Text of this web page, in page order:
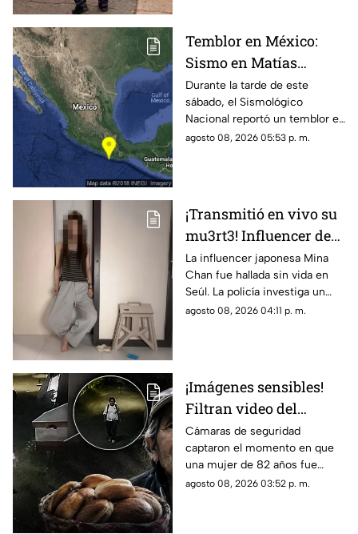
Temblor en México:
Sismo en Matías
Romero, Oaxaca, hoy 8
de agosto de 2026
Durante la tarde de este
sábado, el Sismológico
Nacional reportó un temblor en
México hoy, con epicentro en
agosto 08, 2026 05:53 p. m.
¡Transmitió en vivo su
mu3rt3! Influencer de
k-pop Mina Chan
estaba en su
departamento de Seúl
La influencer japonesa Mina
Chan fue hallada sin vida en
Seúl. La policía investiga un
posible suicidio tras una alerta
agosto 08, 2026 04:11 p. m.
¡Imágenes sensibles!
Filtran video del
asesinato de abuelita
vendedora de cemitas
en Puebla: le robaron
unos pesos
Cámaras de seguridad
captaron el momento en que
una mujer de 82 años fue
asesinada al regresar de
agosto 08, 2026 03:52 p. m.